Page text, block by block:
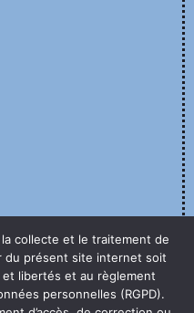
collecte et le traitement de
du présent site internet soit
libertés et au règlement
personnelles (RGPD).